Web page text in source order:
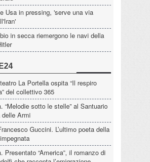
Usa in pressing, 'serve una via
in secca riemergono le navi della
La Portella ospita “Il respiro
del collettivo 365
“Melodie sotto le stelle” al Santuario
delle Armi
Guccini. L’ultimo poeta della
Presentato “America”, il romanzo di